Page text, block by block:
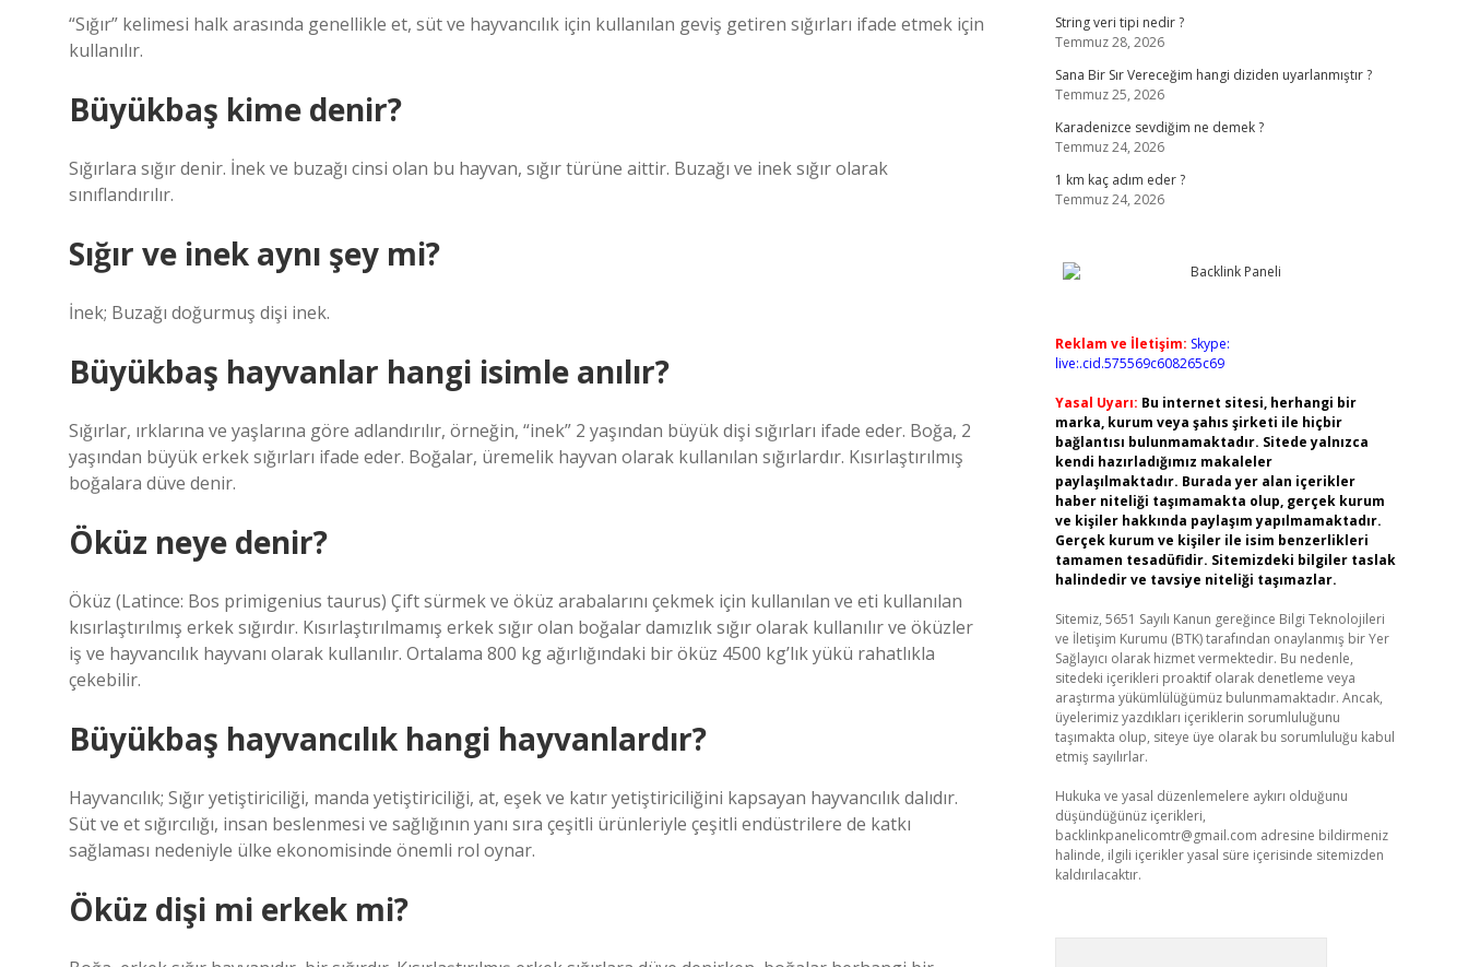
“Sığır” kelimesi halk arasında genellikle et, süt ve hayvancılık için kullanılan geviş getiren sığırları ifade etmek için
kullanılır.
Büyükbaş kime denir?
Sığırlara sığır denir. İnek ve buzağı cinsi olan bu hayvan, sığır türüne aittir. Buzağı ve inek sığır olarak
sınıflandırılır.
Sığır ve inek aynı şey mi?
İnek; Buzağı doğurmuş dişi inek.
Büyükbaş hayvanlar hangi isimle anılır?
Sığırlar, ırklarına ve yaşlarına göre adlandırılır, örneğin, “inek” 2 yaşından büyük dişi sığırları ifade eder. Boğa, 2
yaşından büyük erkek sığırları ifade eder. Boğalar, üremelik hayvan olarak kullanılan sığırlardır. Kısırlaştırılmış
boğalara düve denir.
Öküz neye denir?
Öküz (Latince: Bos primigenius taurus) Çift sürmek ve öküz arabalarını çekmek için kullanılan ve eti kullanılan
kısırlaştırılmış erkek sığırdır. Kısırlaştırılmamış erkek sığır olan boğalar damızlık sığır olarak kullanılır ve öküzler
iş ve hayvancılık hayvanı olarak kullanılır. Ortalama 800 kg ağırlığındaki bir öküz 4500 kg’lık yükü rahatlıkla
çekebilir.
Büyükbaş hayvancılık hangi hayvanlardır?
Hayvancılık; Sığır yetiştiriciliği, manda yetiştiriciliği, at, eşek ve katır yetiştiriciliğini kapsayan hayvancılık dalıdır.
Süt ve et sığırcılığı, insan beslenmesi ve sağlığının yanı sıra çeşitli ürünleriyle çeşitli endüstrilere de katkı
sağlaması nedeniyle ülke ekonomisinde önemli rol oynar.
Öküz dişi mi erkek mi?
String veri tipi nedir ?
Temmuz 28, 2026
Sana Bir Sır Vereceğim hangi diziden uyarlanmıştır ?
Temmuz 25, 2026
Karadenizce sevdiğim ne demek ?
Temmuz 24, 2026
1 km kaç adım eder ?
Temmuz 24, 2026
Reklam ve İletişim: Skype:
live:.cid.575569c608265c69
Yasal Uyarı: Bu internet sitesi, herhangi bir
marka, kurum veya şahıs şirketi ile hiçbir
bağlantısı bulunmamaktadır. Sitede yalnızca
kendi hazırladığımız makaleler
paylaşılmaktadır. Burada yer alan içerikler
haber niteliği taşımamakta olup, gerçek kurum
ve kişiler hakkında paylaşım yapılmamaktadır.
Gerçek kurum ve kişiler ile isim benzerlikleri
tamamen tesadüfidir. Sitemizdeki bilgiler taslak
halindedir ve tavsiye niteliği taşımazlar.
Sitemiz, 5651 Sayılı Kanun gereğince Bilgi Teknolojileri
ve İletişim Kurumu (BTK) tarafından onaylanmış bir Yer
Sağlayıcı olarak hizmet vermektedir. Bu nedenle,
sitedeki içerikleri proaktif olarak denetleme veya
araştırma yükümlülüğümüz bulunmamaktadır. Ancak,
üyelerimiz yazdıkları içeriklerin sorumluluğunu
taşımakta olup, siteye üye olarak bu sorumluluğu kabul
etmiş sayılırlar.
Hukuka ve yasal düzenlemelere aykırı olduğunu
düşündüğünüz içerikleri,
backlinkpanelicomtr@gmail.com adresine bildirmeniz
halinde, ilgili içerikler yasal süre içerisinde sitemizden
kaldırılacaktır.